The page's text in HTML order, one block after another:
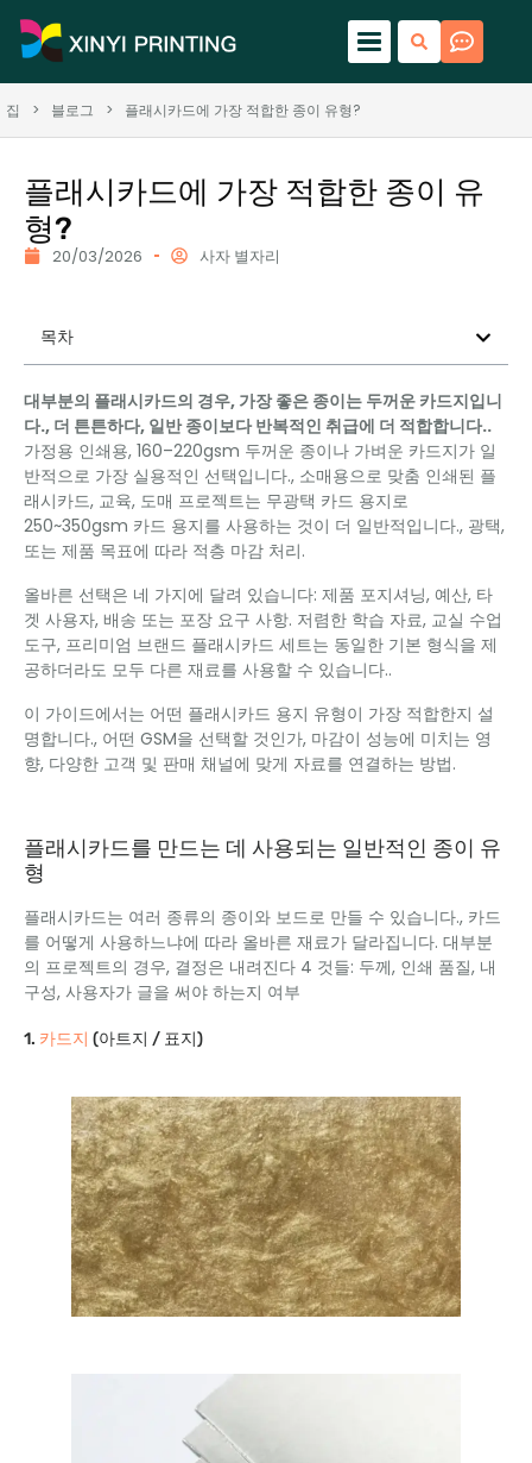
집 > 블로그 > 플래시카드에 가장 적합한 종이 유형?
플래시카드에 가장 적합한 종이 유
형?
20/03/2026 사자 별자리
목차
대부분의 플래시카드의 경우, 가장 좋은 종이는 두꺼운 카드지입니
다., 더 튼튼하다, 일반 종이보다 반복적인 취급에 더 적합합니다..
가정용 인쇄용, 160–220gsm 두꺼운 종이나 가벼운 카드지가 일
반적으로 가장 실용적인 선택입니다., 소매용으로 맞춤 인쇄된 플
래시카드, 교육, 도매 프로젝트는 무광택 카드 용지로
250~350gsm 카드 용지를 사용하는 것이 더 일반적입니다., 광택,
또는 제품 목표에 따라 적층 마감 처리.
올바른 선택은 네 가지에 달려 있습니다: 제품 포지셔닝, 예산, 타
겟 사용자, 배송 또는 포장 요구 사항. 저렴한 학습 자료, 교실 수업
도구, 프리미엄 브랜드 플래시카드 세트는 동일한 기본 형식을 제
공하더라도 모두 다른 재료를 사용할 수 있습니다..
이 가이드에서는 어떤 플래시카드 용지 유형이 가장 적합한지 설
명합니다., 어떤 GSM을 선택할 것인가, 마감이 성능에 미치는 영
향, 다양한 고객 및 판매 채널에 맞게 자료를 연결하는 방법.
플래시카드를 만드는 데 사용되는 일반적인 종이 유
형
플래시카드는 여러 종류의 종이와 보드로 만들 수 있습니다., 카드
를 어떻게 사용하느냐에 따라 올바른 재료가 달라집니다. 대부분
의 프로젝트의 경우, 결정은 내려진다 4 것들: 두께, 인쇄 품질, 내
구성, 사용자가 글을 써야 하는지 여부
1. 카드지 (아트지 / 표지)